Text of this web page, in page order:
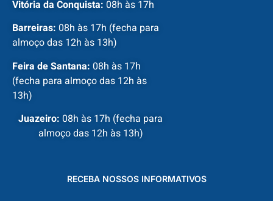
Vitória da Conquista: 08h às 17h
Barreiras: 08h às 17h (fecha para
almoço das 12h às 13h)
Feira de Santana: 08h às 17h
(fecha para almoço das 12h às
13h)
Juazeiro: 08h às 17h (fecha para
almoço das 12h às 13h)
RECEBA NOSSOS INFORMATIVOS